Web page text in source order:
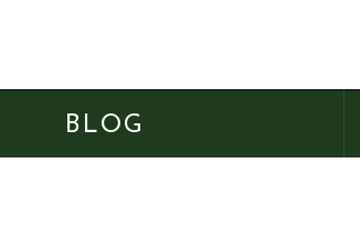
BLOG